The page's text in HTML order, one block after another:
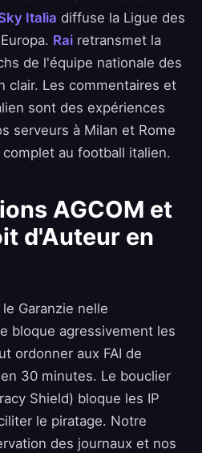
Italia diffuse la Ligue des
Rai retransmet la
de l'équipe nationale des
clair. Les commentaires et
sont des expériences
serveurs à Milan et Rome
au football italien.
AGCOM et
d'Auteur en
Garanzie nelle
bloque agressivement les
ordonner aux FAI de
30 minutes. Le bouclier
Shield) bloque les IP
le piratage. Notre
des journaux et nos